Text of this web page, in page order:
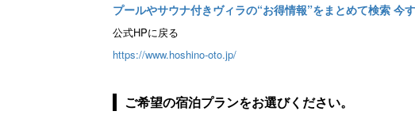
プールやサウナ付きヴィラの“お得情報”をまとめて検索 今
公式HPに戻る
https://www.hoshino-oto.jp/
ご希望の宿泊プランをお選びください。